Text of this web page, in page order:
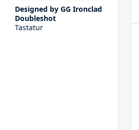
Designed by GG Ironclad
Doubleshot
Tastatur